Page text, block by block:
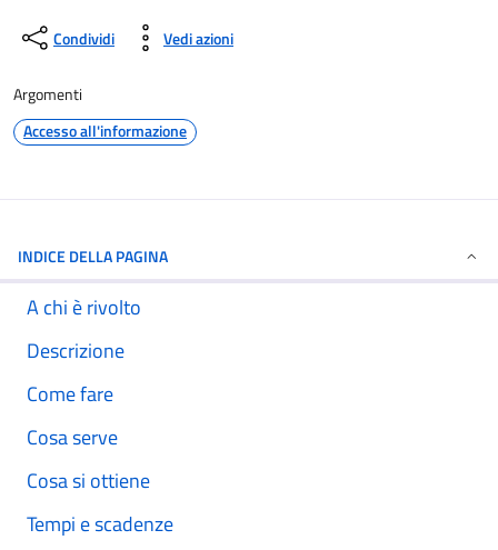
Condividi Vedi azioni
Argomenti
Accesso all'informazione
INDICE DELLA PAGINA
A chi è rivolto
Descrizione
Come fare
Cosa serve
Cosa si ottiene
Tempi e scadenze